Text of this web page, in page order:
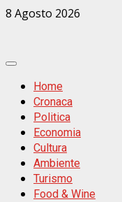
Zum
8 Agosto 2026
Primäres
MenüHome
Cronaca
Politica
Economia
Cultura
Ambiente
Turismo
Food & Wine